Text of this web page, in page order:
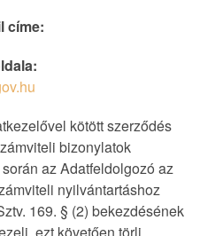
címe:
kötött szerződés
bizonylatok
az Adatfeldolgozó az
nyilvántartáshoz
169. § (2) bekezdésének